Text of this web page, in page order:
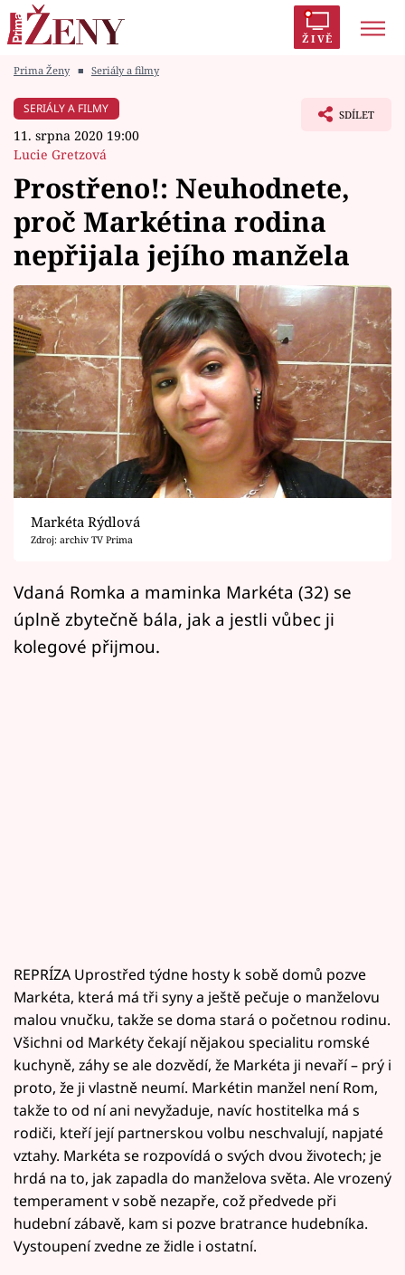
ŽIVĚ
Módní alarm
Témata
Celebrity
Vztahy
Seriály
Horoskopy
Sledujte prima+
Filmový festival Karlovy Vary
Pořady
Mámy sobě
Přihlášení
Prima Ženy ■ Seriály a filmy
SERIÁLY A FILMY
11. srpna 2020 19:00
Lucie Gretzová
SDÍLET
Prostřeno!: Neuhodnete,
proč Markétina rodina
nepřijala jejího manžela
Markéta Rýdlová
Zdroj: archiv TV Prima
Vdaná Romka a maminka Markéta (32) se
úplně zbytečně bála, jak a jestli vůbec ji
kolegové přijmou.
REPRÍZA Uprostřed týdne hosty k sobě domů pozve
Markéta, která má tři syny a ještě pečuje o manželovu
malou vnučku, takže se doma stará o početnou rodinu.
Všichni od Markéty čekají nějakou specialitu romské
kuchyně, záhy se ale dozvědí, že Markéta ji nevaří – prý i
proto, že ji vlastně neumí. Markétin manžel není Rom,
takže to od ní ani nevyžaduje, navíc hostitelka má s
rodiči, kteří její partnerskou volbu neschvalují, napjaté
vztahy. Markéta se rozpovídá o svých dvou životech; je
hrdá na to, jak zapadla do manželova světa. Ale vrozený
temperament v sobě nezapře, což předvede při
hudební zábavě, kam si pozve bratrance hudebníka.
Vystoupení zvedne ze židle i ostatní.